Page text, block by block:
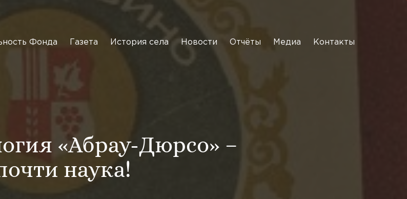
Фонда Газета История села Новости Отчёты Медиа Контакты
«Абрау-Дюрсо» –
наука!